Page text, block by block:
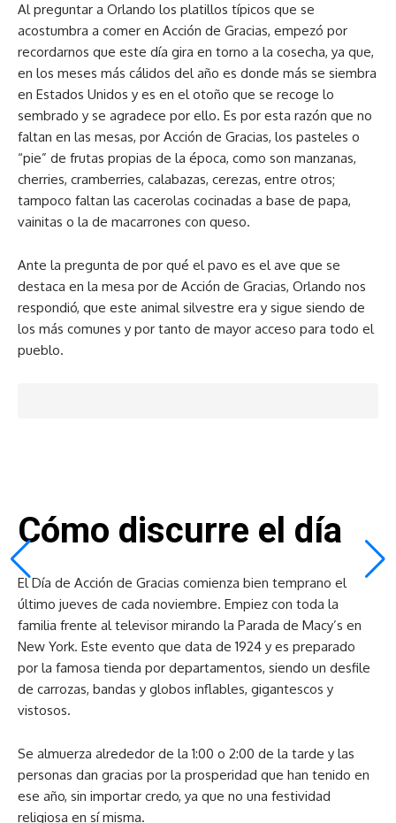
Al preguntar a Orlando los platillos típicos que se
acostumbra a comer en Acción de Gracias, empezó por
recordarnos que este día gira en torno a la cosecha, ya que,
en los meses más cálidos del año es donde más se siembra
en Estados Unidos y es en el otoño que se recoge lo
sembrado y se agradece por ello. Es por esta razón que no
faltan en las mesas, por Acción de Gracias, los pasteles o
“pie” de frutas propias de la época, como son manzanas,
cherries, cramberries, calabazas, cerezas, entre otros;
tampoco faltan las cacerolas cocinadas a base de papa,
vainitas o la de macarrones con queso.
Ante la pregunta de por qué el pavo es el ave que se
destaca en la mesa por de Acción de Gracias, Orlando nos
respondió, que este animal silvestre era y sigue siendo de
los más comunes y por tanto de mayor acceso para todo el
pueblo.
Cómo discurre el día
El Día de Acción de Gracias comienza bien temprano el
último jueves de cada noviembre. Empiez con toda la
familia frente al televisor mirando la Parada de Macy’s en
New York. Este evento que data de 1924 y es preparado
por la famosa tienda por departamentos, siendo un desfile
de carrozas, bandas y globos inflables, gigantescos y
vistosos.
Se almuerza alrededor de la 1:00 o 2:00 de la tarde y las
personas dan gracias por la prosperidad que han tenido en
ese año, sin importar credo, ya que no una festividad
religiosa en sí misma.